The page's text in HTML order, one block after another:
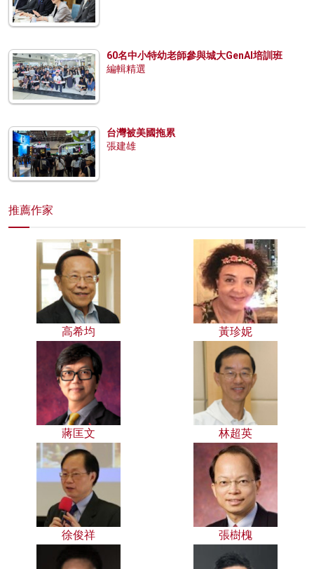
60名中小特幼老師參與城大GenAI培訓班
編輯精選
台灣被美國拖累
張建雄
推薦作家
高希均 黃珍妮
蔣匡文 林超英
徐俊祥 張樹槐